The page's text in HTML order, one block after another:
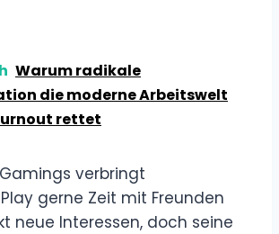
Warum radikale
die moderne Arbeitswelt
rettet
verbringt
gerne Zeit mit Freunden
neue Interessen, doch seine